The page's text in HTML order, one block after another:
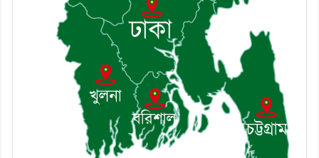
৯। মেঘনায় আইন-শৃঙ্খলা কমিটির
মাসিক সভা অনুষ্ঠিত
১০। জাতীয় নেতা ড. খন্দকার
মোশাররফ হোসেনের মূল্যায়ন কোথায়
এবং একটি বিশ্লেষণ